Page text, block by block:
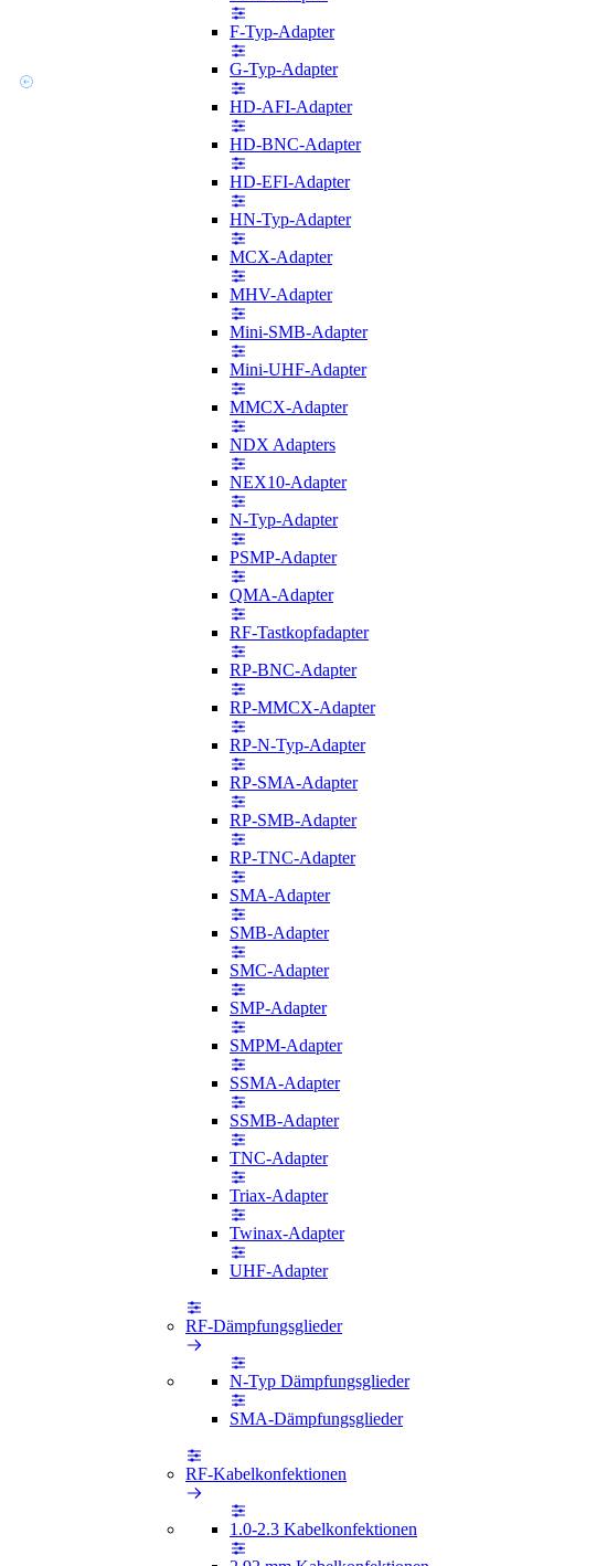
F-Typ-Adapter
G-Typ-Adapter
HD-AFI-Adapter
HD-BNC-Adapter
HD-EFI-Adapter
HN-Typ-Adapter
MCX-Adapter
MHV-Adapter
Mini-SMB-Adapter
Mini-UHF-Adapter
MMCX-Adapter
NDX Adapters
NEX10-Adapter
N-Typ-Adapter
PSMP-Adapter
QMA-Adapter
RF-Tastkopfadapter
RP-BNC-Adapter
RP-MMCX-Adapter
RP-N-Typ-Adapter
RP-SMA-Adapter
RP-SMB-Adapter
RP-TNC-Adapter
SMA-Adapter
SMB-Adapter
SMC-Adapter
SMP-Adapter
SMPM-Adapter
SSMA-Adapter
SSMB-Adapter
TNC-Adapter
Triax-Adapter
Twinax-Adapter
UHF-Adapter
RF-Dämpfungsglieder
N-Typ Dämpfungsglieder
SMA-Dämpfungsglieder
RF-Kabelkonfektionen
1.0-2.3 Kabelkonfektionen